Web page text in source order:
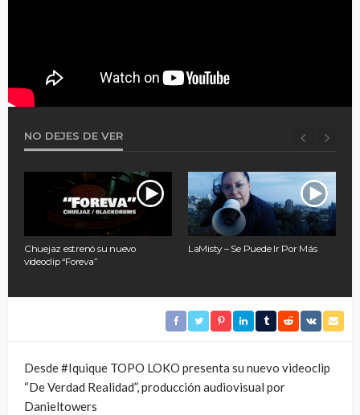
NO DEJES DE VER
Chuejaz estrenó su nuevo
videoclip “Foreva”
LaMisty – Se Puede Ir Por Más
Desde #Iquique TOPO LOKO presenta su nuevo videoclip
“De Verdad Realidad”, producción audiovisual por
Danieltowers